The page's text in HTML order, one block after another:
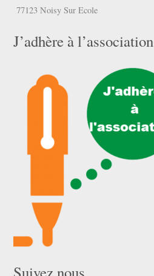
77123 Noisy Sur Ecole
J’adhère à l’association
Suivez nous …